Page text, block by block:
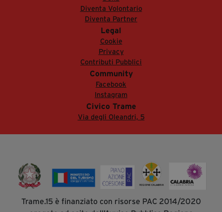
Diventa Volontario
Diventa Partner
Legal
Cookie
Privacy
Contributi Pubblici
Community
Facebook
Instagram
Civico Trame
Via degli Oleandri, 5
Trame.15 è finanziato con risorse PAC 2014/2020